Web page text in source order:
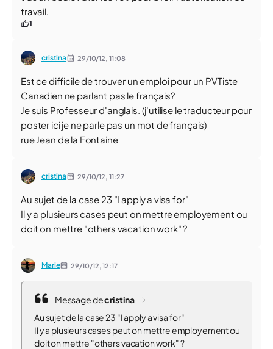
travail.
1
cristina 29/10/12, 11:08
Est ce difficile de trouver un emploi pour un PVTiste
Canadien ne parlant pas le français?
Je suis Professeur d'anglais. (j'utilise le traducteur pour
poster ici je ne parle pas un mot de français)
rue Jean de la Fontaine
cristina 29/10/12, 11:27
Au sujet de la case 23 "I apply a visa for"
Il y a plusieurs cases peut on mettre employement ou
doit on mettre "others vacation work" ?
Marie 29/10/12,12:17
Message decristina
Au sujet de la case 23 "I apply a visa for"
Il y a plusieurs cases peut on mettre employement ou
doit on mettre "others vacation work" ?